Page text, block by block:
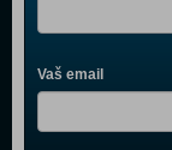
Vaš email